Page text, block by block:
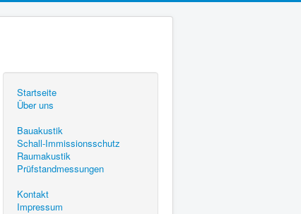
Startseite
Über uns
Bauakustik
Schall-Immissionsschutz
Raumakustik
Prüfstandmessungen
Kontakt
Impressum